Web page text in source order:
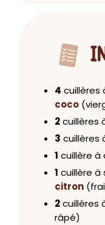
4 cuillères
coco
2cuillères
3 cuillères
1 cuillère à
1 cuillère à
citron
2cuillères
râpé)